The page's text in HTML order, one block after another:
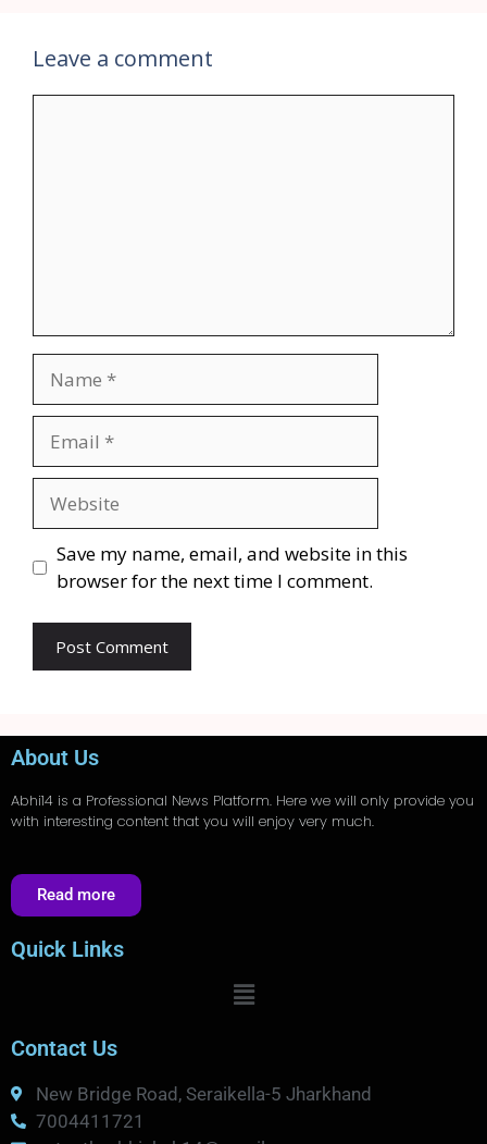
Leave a comment
Save my name, email, and website in this
browser for the next time I comment.
About Us
Abhi14 is a Professional News Platform. Here we will only provide you
with interesting content that you will enjoy very much.
Read more
Quick Links
Contact Us
New Bridge Road, Seraikella-5 Jharkhand
7004411721